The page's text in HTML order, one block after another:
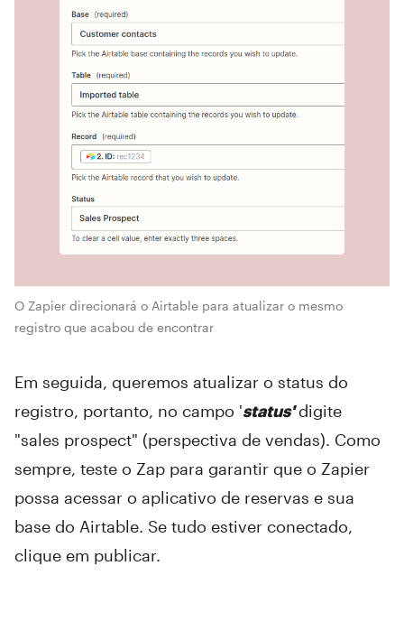
O Zapier direcionará o Airtable para atualizar o mesmo
registro que acabou de encontrar
Em seguida, queremos atualizar o status do
registro, portanto, no campo 'status'digite
"sales prospect" (perspectiva de vendas). Como
sempre, teste o Zap para garantir que o Zapier
possa acessar o aplicativo de reservas e sua
base do Airtable. Se tudo estiver conectado,
clique em publicar.